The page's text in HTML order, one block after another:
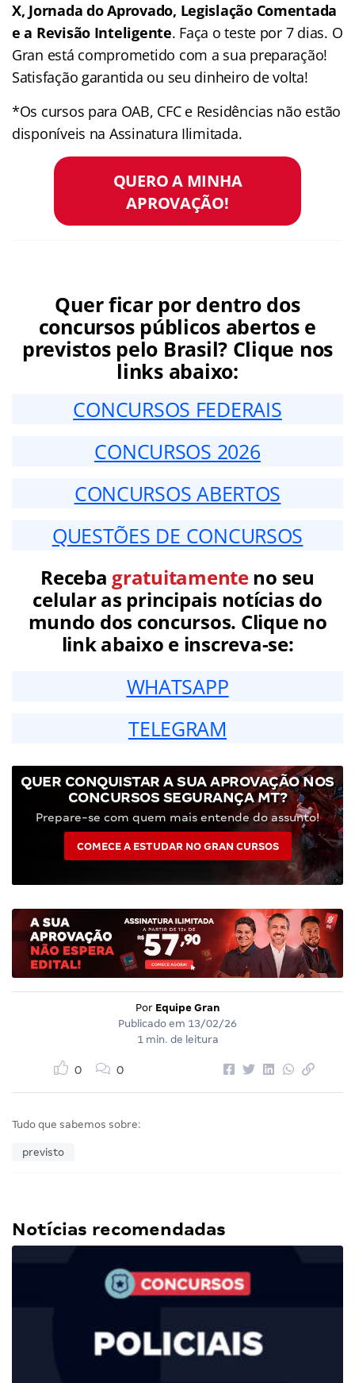
X, Jornada do Aprovado, Legislação Comentada
e a Revisão Inteligente. Faça o teste por 7 dias. O
Gran está comprometido com a sua preparação!
Satisfação garantida ou seu dinheiro de volta!
*Os cursos para OAB, CFC e Residências não estão
disponíveis na Assinatura Ilimitada.
QUERO A MINHA
APROVAÇÃO!
Quer ficar por dentro dos
concursos públicos abertos e
previstos pelo Brasil? Clique nos
links abaixo:
CONCURSOS FEDERAIS
CONCURSOS 2026
CONCURSOS ABERTOS
QUESTÕES DE CONCURSOS
Receba gratuitamenteno seu
celular as principais notícias do
mundo dos concursos. Clique no
link abaixo e inscreva-se:
WHATSAPP
TELEGRAM
QUER CONQUISTAR A SUA APROVAÇÃO NOS
CONCURSOS SEGURANÇA MT?
Prepare-se com quem mais entende do assunto!
COMECE A ESTUDAR NO GRAN CURSOS
Por Equipe Gran
Publicado em 13/02/26
1 min. de leitura
0 0
Tudo que sabemos sobre:
previsto
Notícias recomendadas